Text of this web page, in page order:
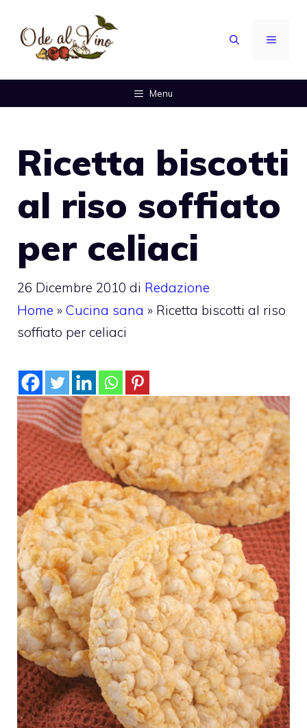
contenuto
MENU
Menu
Ricetta biscotti
al riso soffiato
per celiaci
26 Dicembre 2010 di Redazione
Home » Cucina sana » Ricetta biscotti al riso
soffiato per celiaci